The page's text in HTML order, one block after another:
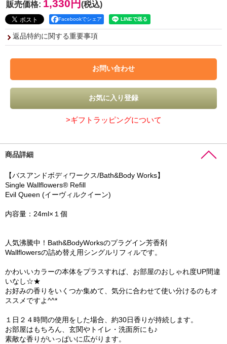
販売価格: 1,330円 (税込)
Facebookでシェア
返品特約に関する重要事項
>ギフトラッピングについて
商品詳細
【バスアンドボディワークス/Bath&Body Works】
Single Wallflowers® Refill
Evil Queen (イーヴィルクイーン)
内容量：24ml×１個
人気沸騰中！Bath&BodyWorksのプラグイン芳香剤
Wallflowersの詰め替え用シングルリフィルです。
かわいいカラーの本体をプラスすれば、お部屋のおしゃれ度UP間違
いなし☆★
お好みの香りをいくつか集めて、気分に合わせて使い分けるのもオ
ススメですよ^^*
１日２４時間の使用をした場合、約30日香りが持続します。
お部屋はもちろん、玄関やトイレ・洗面所にも♪
素敵な香りがいっぱいに広がります。